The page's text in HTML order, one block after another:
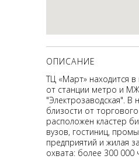
ОПИСАНИЕ
ТЦ «Март» находится
от станции метро и
"Электрозаводская". В
близости от
расположен кластер
вузов, гостиниц,
предприятий и жилая
охвата: более 300 000